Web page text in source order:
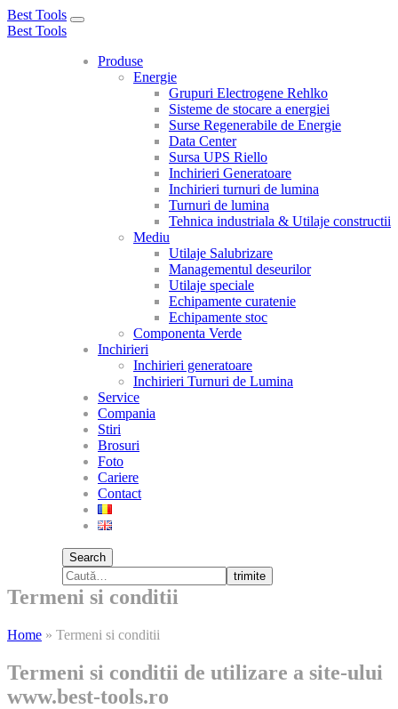
Best Tools
Toggle
Best Tools
Produse
Energie
Grupuri Electrogene Rehlko
Sisteme de stocare a energiei
Surse Regenerabile de Energie
Data Center
Sursa UPS Riello
Inchirieri Generatoare
Inchirieri turnuri de lumina
Turnuri de lumina
Tehnica industriala & Utilaje constructii
Mediu
Utilaje Salubrizare
Managementul deseurilor
Utilaje speciale
Echipamente curatenie
Echipamente stoc
Componenta Verde
Inchirieri
Inchirieri generatoare
Inchirieri Turnuri de Lumina
Service
Compania
Stiri
Brosuri
Foto
Cariere
Contact
Search
trimite
Termeni si conditii
Home » Termeni si conditii
Termeni si conditii de utilizare a site-ului
www.best-tools.ro